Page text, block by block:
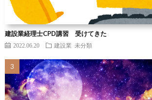
建設業経理士CPD講習 受けてきた
2022.06.20 建設業 未分類